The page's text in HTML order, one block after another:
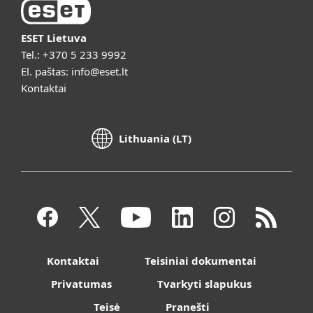
ESET Lietuva
Tel.: +370 5 233 9992
El. paštas: info@eset.lt
Kontaktai
Lithuania (LT)
Kontaktai
Teisiniai dokumentai
Privatumas
Tvarkyti slapukus
Teisė
Pranešti